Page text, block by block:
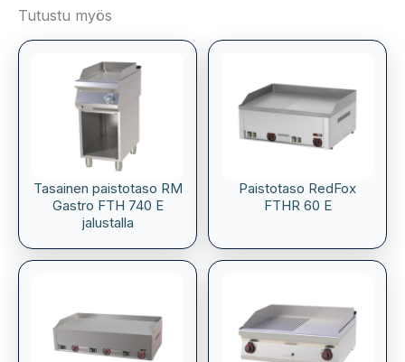
Tutustu myös
Tasainen paistotaso RM
Gastro FTH 740 E
jalustalla
Paistotaso RedFox
FTHR 60 E